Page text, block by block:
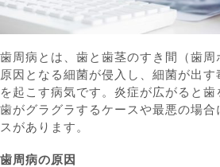
歯周病とは、歯と歯茎のすき間（歯
原因となる細菌が侵入し、細菌が出
を起こす病気です。炎症が広がると歯
歯がグラグラするケースや最悪の場
スがあります。
歯周病の原因